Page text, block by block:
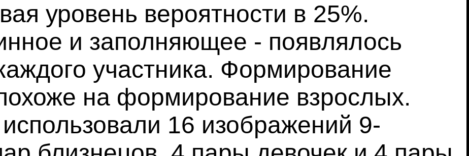
уровень вероятности в 25%.
и заполняющее - появлялось
участника. Формирование
на формирование взрослых.
16 изображений 9-